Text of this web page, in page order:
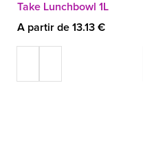
Take Lunchbowl 1L
A partir de 13.13 €